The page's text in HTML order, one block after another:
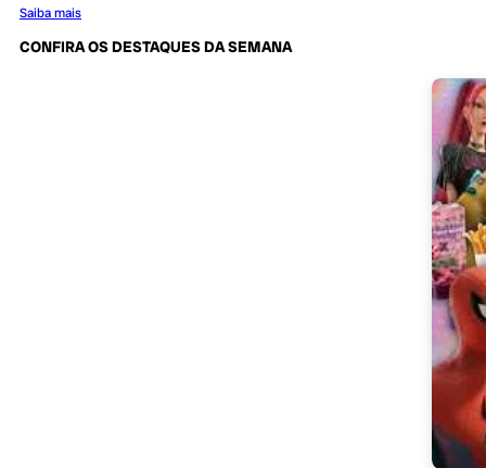
Saiba mais
CONFIRA OS DESTAQUES DA SEMANA